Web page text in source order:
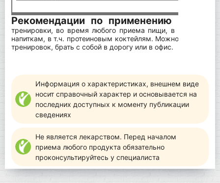
Рекомендации по применению
тренировки, во время любого приема пищи, в виде
напиткам, в т.ч. протеиновым коктейлям. Можно
тренировок, брать с собой в дорогу или в офис.
Информация о характеристиках, внешнем виде
носит справочный характер и основывается на
последних доступных к моменту публикации
сведениях
Не является лекарством. Перед началом
приема любого продукта обязательно
проконсультируйтесь у специалиста